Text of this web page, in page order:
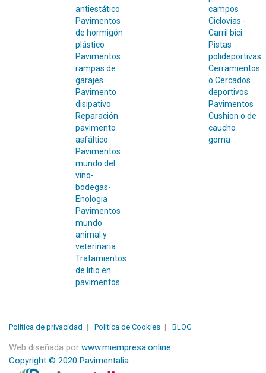
antiestático
Pavimentos
de hormigón
plástico
Pavimentos
rampas de
garajes
Pavimento
disipativo
Reparación
pavimento
asfáltico
Pavimentos
mundo del
vino-
bodegas-
Enologia
Pavimentos
mundo
animal y
veterinaria
Tratamientos
de litio en
pavimentos
campos
Ciclovias -
Carril bici
Pistas
polideportivas
Cerramientos
o Cercados
deportivos
Pavimentos
Cushion o de
caucho
goma
Política de privacidad Política de Cookies BLOG
Web diseñada por www.miempresa.online
Copyright © 2020 Pavimentalia